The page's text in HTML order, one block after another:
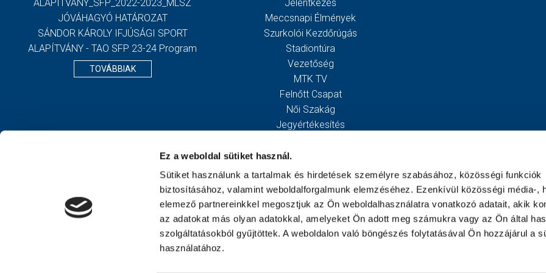
Ez a weboldal sütiket használ.
Sütiket használunk a tartalmak és hirdetések személyre szabásához, közösségi funkciók
biztosításához, valamint weboldalforgalmunk elemzéséhez. Ezenkívül közösségi média-,
elemező partnereinkkel megosztjuk az Ön weboldalhasználatra vonatkozó adatait, akik
az adatokat más olyan adatokkal, amelyeket Ön adott meg számukra vagy az Ön által
szolgáltatásokból gyűjtöttek. A weboldalon való böngészés folytatásával Ön hozzájárul a
használatához.
ALAPÍTVÁNY_SFP_2022-2023_MLSZ
JÓVÁHAGYÓ HATÁROZAT
SÁNDOR KÁROLY IFJÚSÁGI SPORT
ALAPÍTVÁNY - TAO SFP 23-24 Program
TOVÁBBIAK
Jelentkezés
Meccsnapi Élmények
Szurkolói Kezdőrúgás
Stadiontúra
Vezetőség
MTK TV
Felnőtt Csapat
Női Szakág
Jegyértékesítés
Egyesület
Kapcsolat